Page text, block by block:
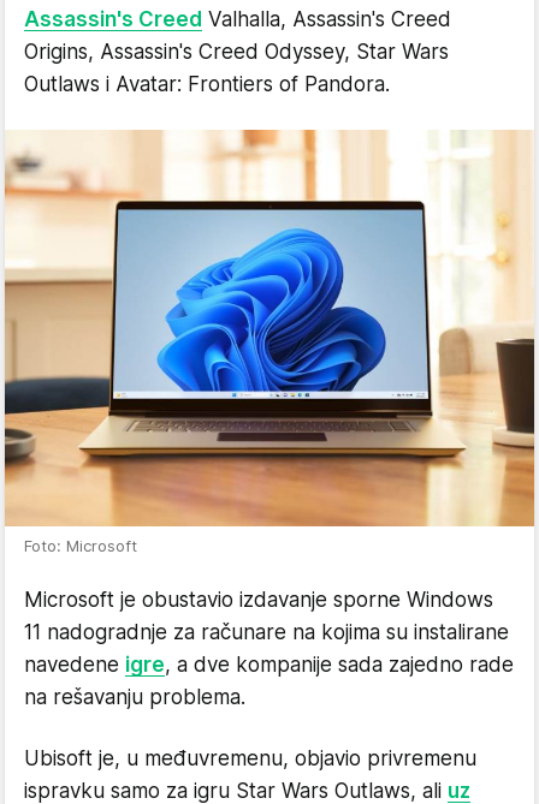
Assassin's Creed Valhalla, Assassin's Creed
Origins, Assassin's Creed Odyssey, Star Wars
Outlaws i Avatar: Frontiers of Pandora.
Foto: Microsoft
Microsoft je obustavio izdavanje sporne Windows
11 nadogradnje za računare na kojima su instalirane
navedene igre, a dve kompanije sada zajedno rade
na rešavanju problema.
Ubisoft je, u međuvremenu, objavio privremenu
ispravku samo za igru Star Wars Outlaws, ali uz